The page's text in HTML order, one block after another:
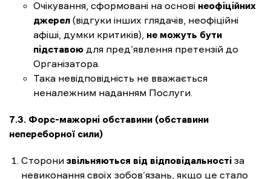
Очікування, сформовані на основі неофіційних
джерел (відгуки інших глядачів, неофіційні
афіші, думки критиків), не можуть бути
підставою для пред’явлення претензій до
Організатора.
Така невідповідність не вважається
неналежним наданням Послуги.
7.3. Форс-мажорні обставини (обставини
непереборної сили)
Сторони звільняються від відповідальності за
невиконання своїх зобов’язань, якщо це стало